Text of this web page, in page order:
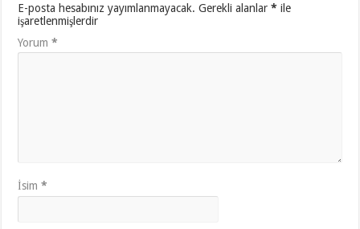
E-posta hesabınız yayımlanmayacak. Gerekli alanlar* ile
işaretlenmişlerdir
Yorum*
İsim*